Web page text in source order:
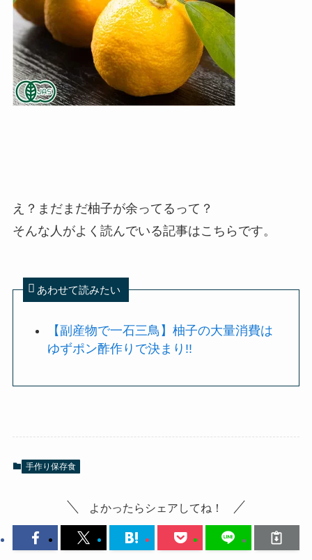
え？まだまだ柚子が余ってるって？
そんな人がよく読んでいる記事はこちらです。
あわせて読みたい
【副産物で一石三鳥】柚子の大量消費は
ゆずポン酢作りで決まり!!
手作り保存食
よかったらシェアしてね！